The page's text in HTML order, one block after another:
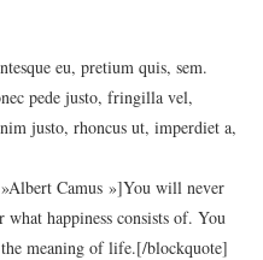
eu, pretium quis, sem.
pede justo, fringilla vel,
justo, rhoncus ut, imperdiet a,
Camus »]You will never
happiness consists of. You
meaning of life.[/blockquote]